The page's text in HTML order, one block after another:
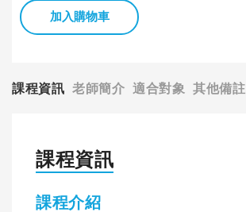
加入購物車
課程資訊 老師簡介 適合對象 其他備註
課程資訊
課程介紹